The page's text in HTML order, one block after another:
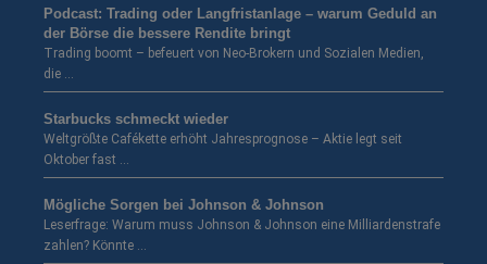
Podcast: Trading oder Langfristanlage – warum Geduld an
der Börse die bessere Rendite bringt
Trading boomt – befeuert von Neo-Brokern und Sozialen Medien,
die …
Starbucks schmeckt wieder
Weltgrößte Cafékette erhöht Jahresprognose – Aktie legt seit
Oktober fast …
Mögliche Sorgen bei Johnson & Johnson
Leserfrage: Warum muss Johnson & Johnson eine Milliardenstrafe
zahlen? Könnte …